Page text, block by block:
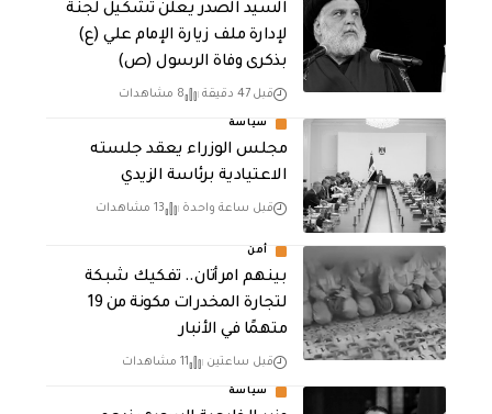
السيد الصدر يعلن تشكيل لجنة
لإدارة ملف زيارة الإمام علي (ع)
بذكرى وفاة الرسول (ص)
قبل 47 دقيقة 8 مشاهدات
سياسة
مجلس الوزراء يعقد جلسته
الاعتيادية برئاسة الزيدي
قبل ساعة واحدة 13 مشاهدات
أمن
بينهم امرأتان.. تفكيك شبكة
لتجارة المخدرات مكونة من 19
متهمًا في الأنبار
قبل ساعتين 11 مشاهدات
سياسة